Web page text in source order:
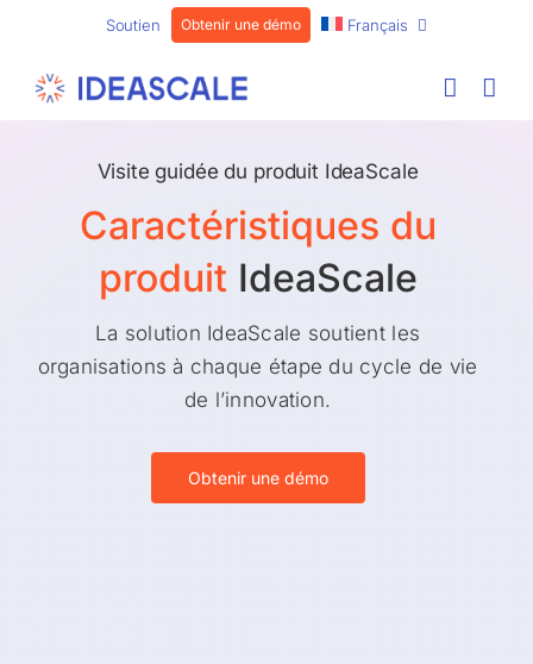
content
Soutien Obtenir une démo Français
Visite guidée du produit IdeaScale
Caractéristiques du
produitIdeaScale
La solution IdeaScale soutient les
organisations à chaque étape du cycle de vie
de l’innovation.
Obtenir une démo